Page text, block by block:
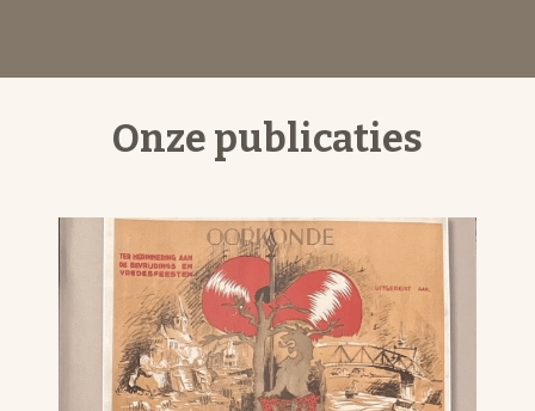
Onze publicaties